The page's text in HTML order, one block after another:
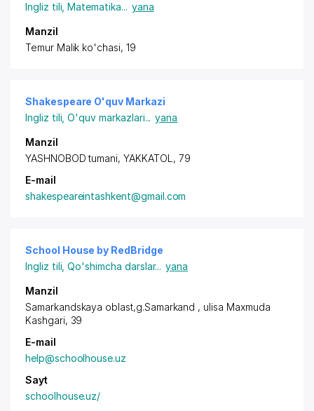
Ingliz tili ,Matematika... yana
Manzil
Temur Malik ko'chasi, 19
Shakespeare O'quv Markazi
Ingliz tili ,O'quv markazlari... yana
Manzil
YASHNOBOD tumani, YAKKATOL, 79
E-mail
shakespeareintashkent@gmail.com
School House by RedBridge
Ingliz tili ,Qo'shimcha darslar... yana
Manzil
Samarkandskaya oblast,g.Samarkand , ulisa Maxmuda
Kashgari, 39
E-mail
help@schoolhouse.uz
Sayt
schoolhouse.uz/